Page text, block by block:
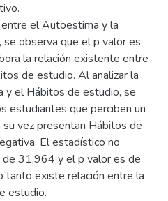
el Autoestima y la
observa que el p valor es
la relación existente entre
de estudio. Al analizar la
y el Hábitos de estudio, se
estudiantes que perciben un
vez presentan Hábitos de
El estadístico no
de 31,964 y el p valor es de
tanto existe relación entre la
estudio.